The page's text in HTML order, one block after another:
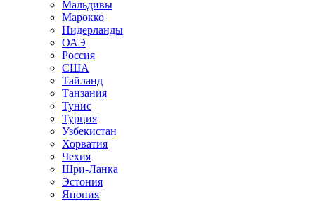
Мальдивы
Марокко
Нидерланды
ОАЭ
Россия
США
Тайланд
Танзания
Тунис
Турция
Узбекистан
Хорватия
Чехия
Шри-Ланка
Эстония
Япония